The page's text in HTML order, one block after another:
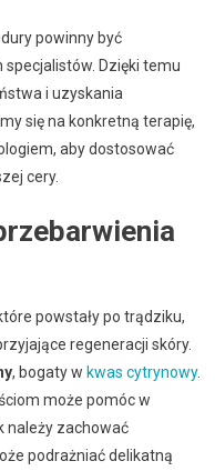
powinny być
Dzięki temu
i uzyskania
się na konkretną terapię,
aby dostosować
cery.
powstały po trądziku,
regeneracji skóry.
, bogaty w kwas cytrynowy.
może pomóc w
należy zachować
podrażniać delikatną